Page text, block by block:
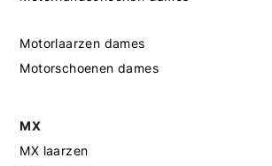
Motorlaarzen dames
Motorschoenen dames
MX
MX laarzen